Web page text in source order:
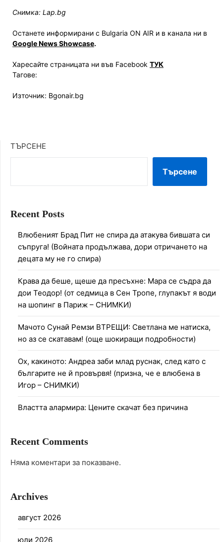
Снимка: Lap.bg
Останете информирани с Bulgaria ON AIR и в канала ни в
Google News Showcase.
Харесайте страницата ни във Facebook ТУК
Тагове:
Източник: Bgonair.bg
ТЪРСЕНЕ
Търсене
Recent Posts
Влюбеният Брад Пит не спира да атакува бившата си
съпруга! (Войната продължава, дори отричането на
децата му не го спира)
Крава да беше, щеше да пресъхне: Мара се съдра да
дои Теодор! (от седмица в Сен Тропе, глупакът я води
на шопинг в Париж – СНИМКИ)
Мачото Сунай Ремзи ВТРЕЩИ: Светлана ме натиска,
но аз се скатавам! (още шокиращи подробности)
Ох, какиното: Андреа заби млад руснак, след като с
българите не й провървя! (призна, че е влюбена в
Игор – СНИМКИ)
Властта алармира: Цените скачат без причина
Recent Comments
Няма коментари за показване.
Archives
август 2026
юли 2026